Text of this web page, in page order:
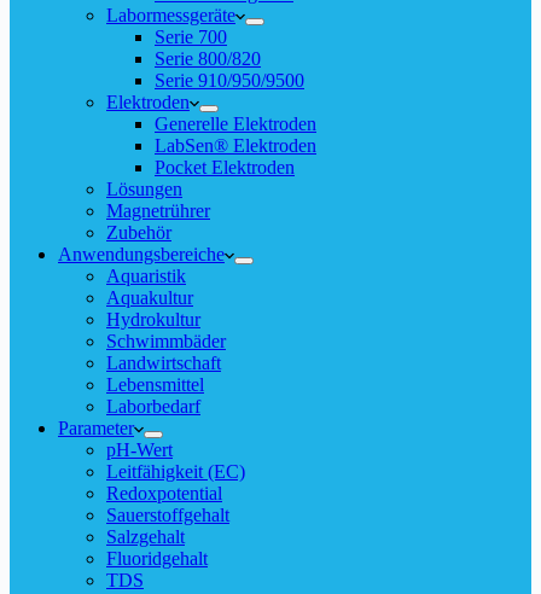
Labormessgeräte
Serie 700
Serie 800/820
Serie 910/950/9500
Elektroden
Generelle Elektroden
LabSen® Elektroden
Pocket Elektroden
Lösungen
Magnetrührer
Zubehör
Anwendungsbereiche
Aquaristik
Aquakultur
Hydrokultur
Schwimmbäder
Landwirtschaft
Lebensmittel
Laborbedarf
Parameter
pH-Wert
Leitfähigkeit (EC)
Redoxpotential
Sauerstoffgehalt
Salzgehalt
Fluoridgehalt
TDS